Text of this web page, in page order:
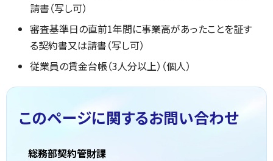
請書（写し可）
審査基準日の直前1年間に事業高があったことを証す
る契約書又は請書（写し可）
従業員の賃金台帳（3人分以上）（個人）
このページに関するお問い合わせ
総務部契約管財課